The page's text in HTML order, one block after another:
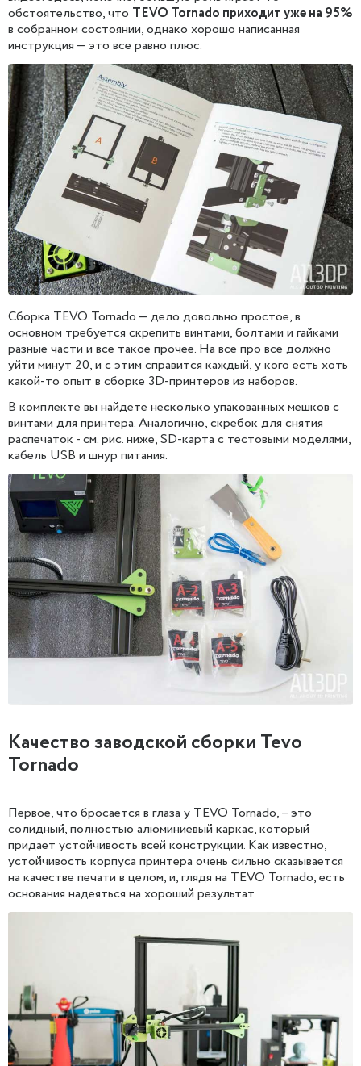
обстоятельство, что TEVO Tornado приходит уже на 95%
в собранном состоянии, однако хорошо написанная
инструкция — это все равно плюс.
Сборка TEVO Tornado — дело довольно простое, в
основном требуется скрепить винтами, болтами и гайками
разные части и все такое прочее. На все про все должно
уйти минут 20, и с этим справится каждый, у кого есть хоть
какой-то опыт в сборке 3D-принтеров из наборов.
В комплекте вы найдете несколько упакованных мешков с
винтами для принтера. Аналогично, скребок для снятия
распечаток - см. рис. ниже, SD-карта с тестовыми моделями,
кабель USB и шнур питания.
Качество заводской сборки Tevo
Tornado
Первое, что бросается в глаза у TEVO Tornado, – это
солидный, полностью алюминиевый каркас, который
придает устойчивость всей конструкции. Как известно,
устойчивость корпуса принтера очень сильно сказывается
на качестве печати в целом, и, глядя на TEVO Tornado, есть
основания надеяться на хороший результат.